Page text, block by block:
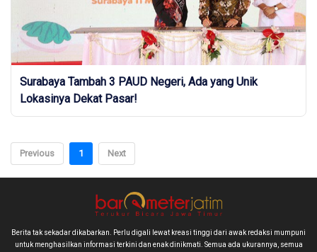
Surabaya Tambah 3 PAUD Negeri, Ada yang Unik
Lokasinya Dekat Pasar!
Previous 1 Next
Berita tak sekadar dikabarkan. Perlu digali lewat kreasi tinggi dari awak redaksi mumpuni
untuk menghasilkan informasi terkini dan enak dinikmati. Semua ada ukurannya, semua